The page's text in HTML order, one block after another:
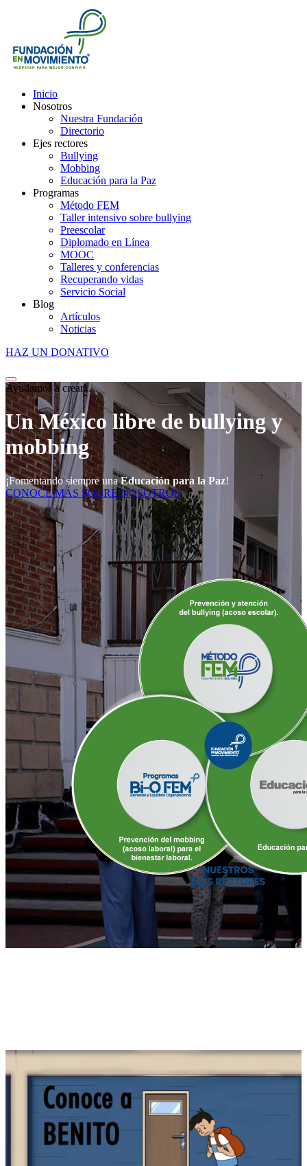
Inicio
Nosotros
Nuestra Fundación
Directorio
Ejes rectores
Bullying
Mobbing
Educación para la Paz
Programas
Método FEM
Taller intensivo sobre bullying
Preescolar
Diplomado en Línea
MOOC
Talleres y conferencias
Recuperando vidas
Servicio Social
Blog
Artículos
Noticias
HAZ UN DONATIVO
Ayudamos a crear...
Un México libre de bullying y
mobbing
¡Fomentando siempre unaEducación para la Paz!
CONOCE MÁS SOBRE NOSOTROS